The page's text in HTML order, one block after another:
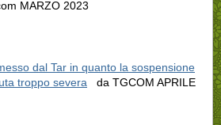
MARZO 2023
dal Tar in quanto la sospensione
troppo severa da TGCOM APRILE